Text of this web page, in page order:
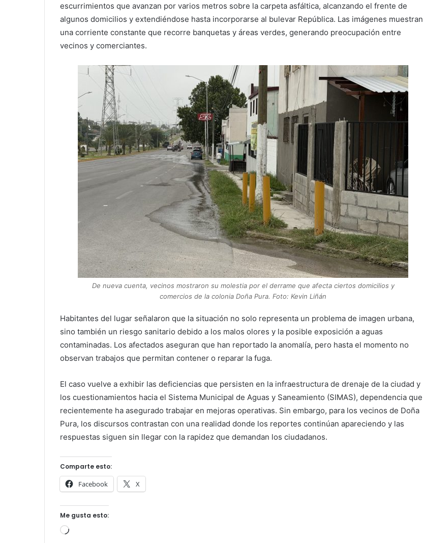
escurrimientos que avanzan por varios metros sobre la carpeta asfáltica, alcanzando el frente de
algunos domicilios y extendiéndose hasta incorporarse al bulevar República. Las imágenes muestran
una corriente constante que recorre banquetas y áreas verdes, generando preocupación entre
vecinos y comerciantes.
De nueva cuenta, vecinos mostraron su molestia por el derrame que afecta ciertos domicilios y
comercios de la colonia Doña Pura. Foto: Kevin Liñán
Habitantes del lugar señalaron que la situación no solo representa un problema de imagen urbana,
sino también un riesgo sanitario debido a los malos olores y la posible exposición a aguas
contaminadas. Los afectados aseguran que han reportado la anomalía, pero hasta el momento no
observan trabajos que permitan contener o reparar la fuga.
El caso vuelve a exhibir las deficiencias que persisten en la infraestructura de drenaje de la ciudad y
los cuestionamientos hacia el Sistema Municipal de Aguas y Saneamiento (SIMAS), dependencia que
recientemente ha asegurado trabajar en mejoras operativas. Sin embargo, para los vecinos de Doña
Pura, los discursos contrastan con una realidad donde los reportes continúan apareciendo y las
respuestas siguen sin llegar con la rapidez que demandan los ciudadanos.
Comparte esto:
Facebook X
Me gusta esto:
Cargando...